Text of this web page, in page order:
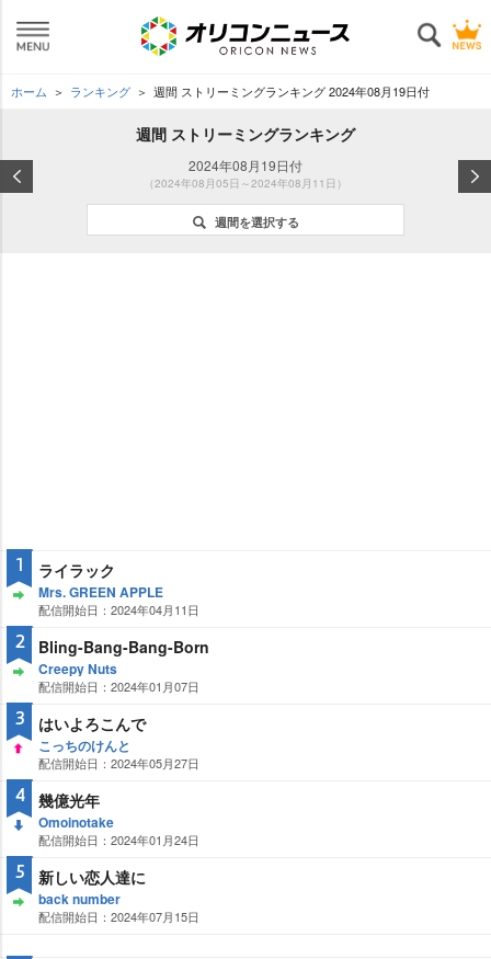
ホーム ランキング 週間 ストリーミングランキング 2024年08月19日付
週間 ストリーミングランキング
2024年08月19日付
（2024年08月05日～2024年08月11日）
週間を選択する
1
AY
ライラック
Mrs. GREEN APPLE
配信開始日：2024年04月11日
2
AY
Bling-Bang-Bang-Born
Creepy Nuts
配信開始日：2024年01月07日
3 はいよろこんで
こっちのけんと
配信開始日：2024年05月27日
4
WN
幾億光年
Omoinotake
配信開始日：2024年01月24日
5 新しい恋人達に
back number
配信開始日：2024年07月15日